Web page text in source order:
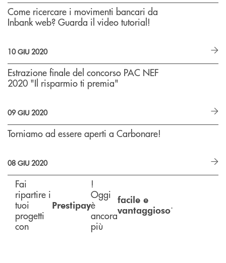
Come ricercare i movimenti bancari da
Inbank web? Guarda il video tutorial!
10 GIU 2020
Estrazione finale del concorso PAC NEF
2020 "Il risparmio ti premia"
09 GIU 2020
Torniamo ad essere aperti a Carbonare!
08 GIU 2020
Fai
ripartire i
tuoi
progetti
con
Prestipay
!
Oggi
è
ancora
più
facile e
vantaggioso.